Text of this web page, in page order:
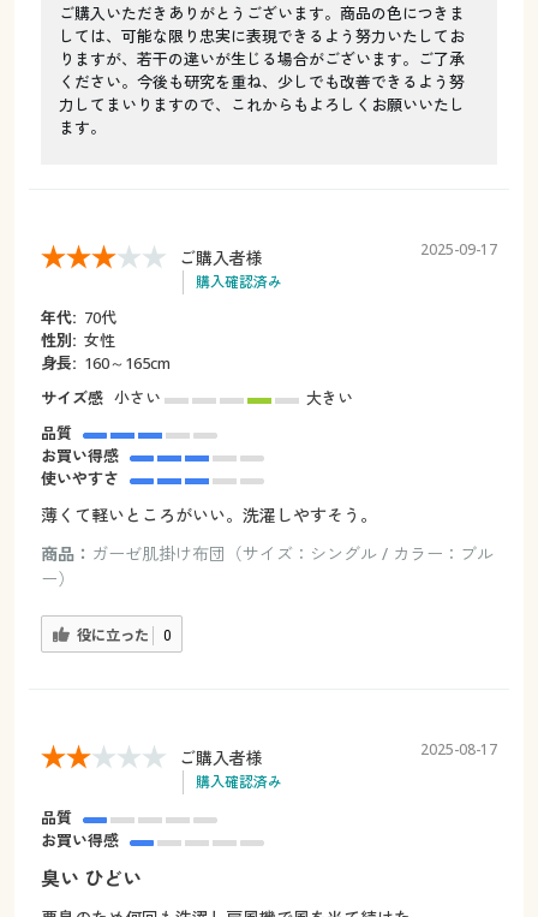
ご購入いただきありがとうございます。商品の色につきま
しては、可能な限り忠実に表現できるよう努力いたしてお
りますが、若干の違いが生じる場合がございます。ご了承
ください。今後も研究を重ね、少しでも改善できるよう努
力してまいりますので、これからもよろしくお願いいたし
ます。
ご購入者様
購入確認済み
2025-09-17
年代: 70代
性別: 女性
身長: 160～165cm
サイズ感 小さい
大きい
品質
お買い得感
使いやすさ
薄くて軽いところがいい。洗濯しやすそう。
商品： ガーゼ肌掛け布団（サイズ：シングル / カラー：ブル
ー）
役に立った 0
ご購入者様
購入確認済み
2025-08-17
品質
お買い得感
臭い ひどい